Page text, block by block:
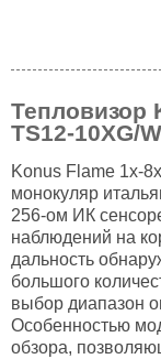
Тепловизор
TS12-10XG/
Konus Flame 1x-
монокуляр
256-ом ИК
наблюдений на
дальность
большого
выбор диапазон
Особенностью
обзора,